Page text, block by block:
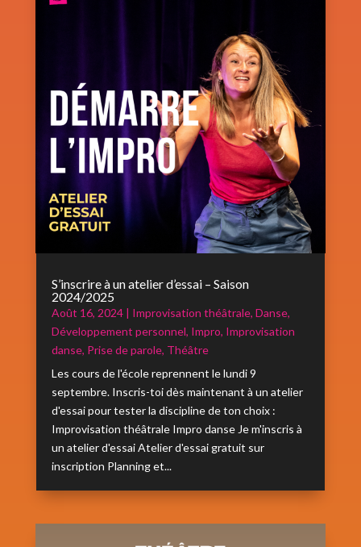
S’inscrire à un atelier d’essai – Saison
2024/2025
Août 16, 2024| Improvisation théâtrale, Danse,
Développement personnel, Impro, Improvisation
danse, Prise de parole, Théâtre
Les cours de l'école reprennent le lundi 9
septembre. Inscris-toi dès maintenant à un atelier
d'essai pour tester la discipline de ton choix :
Improvisation théâtrale Impro danse Je m'inscris à
un atelier d'essai Atelier d'essai gratuit sur
inscription Planning et...